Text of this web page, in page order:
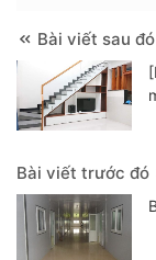
Bài viết sau đó
Bài viết trước đó